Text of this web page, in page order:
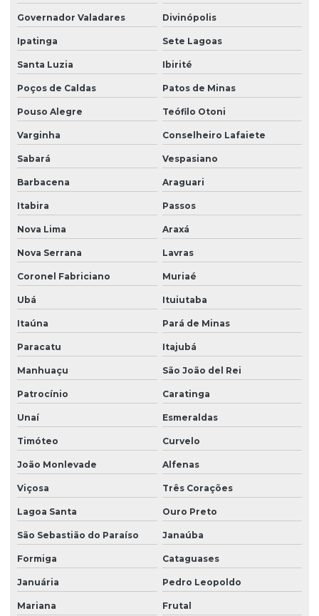
Licenciamento ambiental industrial
Licenciamento ambiental para mineração
Licenciamento ambiental de rodovias
Licenciamento ambiental rural
Licenciamento ambiental urbano
Modelagem matemática ambiental
Monitoramento ambiental água
Monitoramento ambiental análise
Monitoramento ambiental do solo
Monitoramento ambiental com drones
Monitoramento ambiental de empresas
Monitoramento e remediação ambiental
Obra de terraplenagem
Orçamento sondagem SPT
Plano de monitoramento ambiental
Plano de remediação ambiental
Projeto básico de terraplenagem
Projeto geométrico de terraplenagem
Projeto de restauração florestal
Projeto terraplenagem
Projeto de terraplenagem corte e aterro
Governador Valadares Divinópolis
Ipatinga Sete Lagoas
Santa Luzia Ibirité
Poços de Caldas Patos de Minas
Pouso Alegre Teófilo Otoni
Varginha Conselheiro Lafaiete
Sabará Vespasiano
Barbacena Araguari
Itabira Passos
Nova Lima Araxá
Nova Serrana Lavras
Coronel Fabriciano Muriaé
Ubá Ituiutaba
Itaúna Pará de Minas
Paracatu Itajubá
Manhuaçu São João del Rei
Patrocínio Caratinga
Unaí Esmeraldas
Timóteo Curvelo
João Monlevade Alfenas
Viçosa Três Corações
Lagoa Santa Ouro Preto
São Sebastião do Paraíso Janaúba
Formiga Cataguases
Januária Pedro Leopoldo
Mariana Frutal